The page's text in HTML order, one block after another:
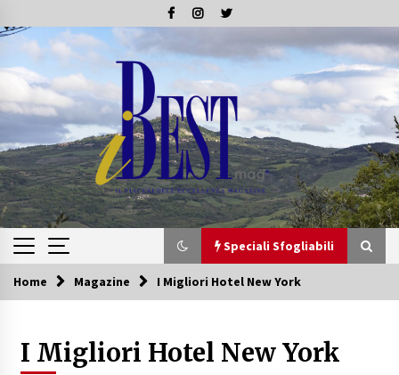
to
content
Speciali Sfogliabili
Speciali Sfogliabili
Speciale – Tesori di Toscana
16/07/2019
Home Magazine I Migliori Hotel New York
I Migliori Hotel New York